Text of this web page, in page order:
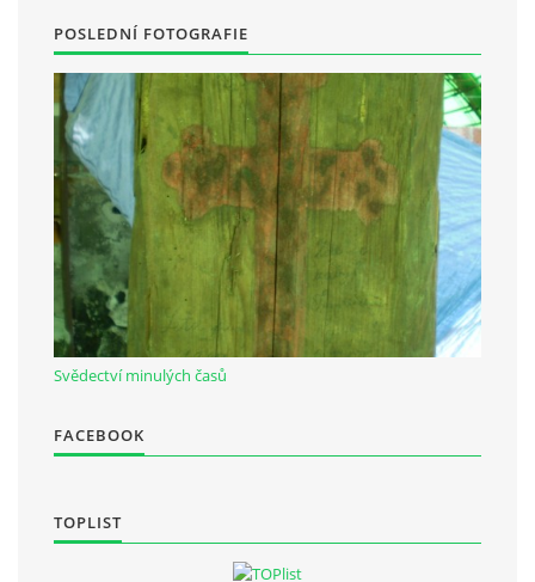
Občanská vzdělávací jednota "Komenský" v Choceradech z.s.
Chocerady 4
257 24 Chocerady
IČ: 498 28 614
Kontaktní osoba:
Mgr. Miroslava Cinkeisová
723 967 851
© 2026 eStránky.cz |RSS
POSLEDNÍ FOTOGRAFIE
Svědectví minulých časů
FACEBOOK
TOPLIST